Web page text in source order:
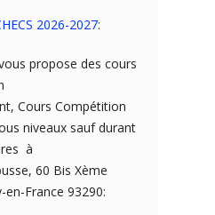
2026-2027:
propose des cours
Cours Compétition
niveaux sauf durant
à
60 Bis Xème
France 93290: